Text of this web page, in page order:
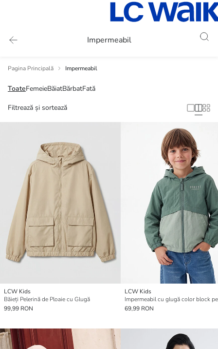
Impermeabil
Pagina Principală Impermeabil
ToateFemeieBăiatBărbatFată
Filtrează și sortează
LCW Kids
Băieți Pelerină de Ploaie cu Glugă
99,99 RON
LCW Kids
69,99 RON